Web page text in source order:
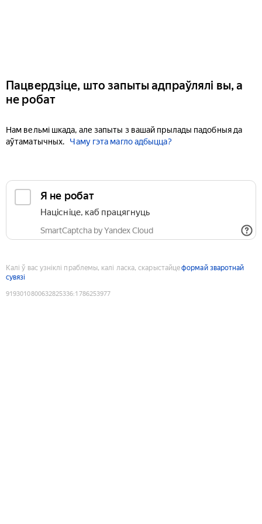
Пацвердзіце, што запыты адпраўлялі вы, а
не робат
Нам вельмі шкада, але запыты з вашай прылады падобныя да
аўтаматычных.
Чаму гэта магло адбыцца?
Я не робат
Націсніце, каб працягнуць
SmartCaptcha by Yandex Cloud
Калі ў вас узніклі праблемы, калі ласка, скарыстайцеформай зваротнай
сувязі
9193010800632825336:1786253977